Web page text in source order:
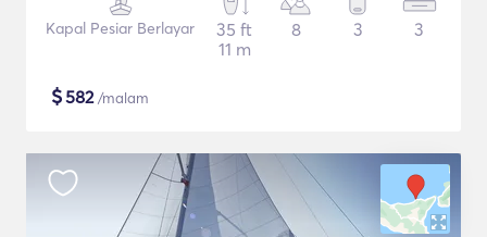
Kapal Pesiar Berlayar
35 ft
11 m
8 3 3
$582/malam